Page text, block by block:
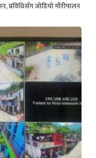
प्रविधिसँग जोडियो मौरीपालन